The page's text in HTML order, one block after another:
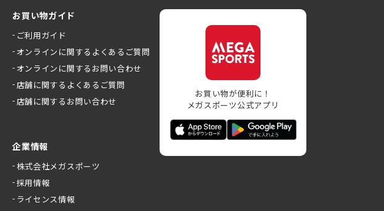
お買い物ガイド
ご利用ガイド
オンラインに関するよくあるご質問
オンラインに関するお問い合わせ
店舗に関するよくあるご質問
店舗に関するお問い合わせ
企業情報
株式会社メガスポーツ
採用情報
ライセンス情報
お買い物が便利に！
メガスポーツ公式アプリ